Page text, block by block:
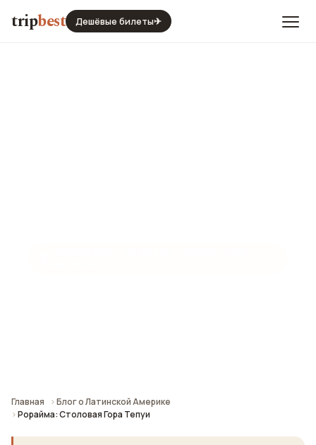
tripbest Дешёвые билеты✈
Главная
Блог о Латинской Америке
Рорайма: Столовая Гора Тепуи